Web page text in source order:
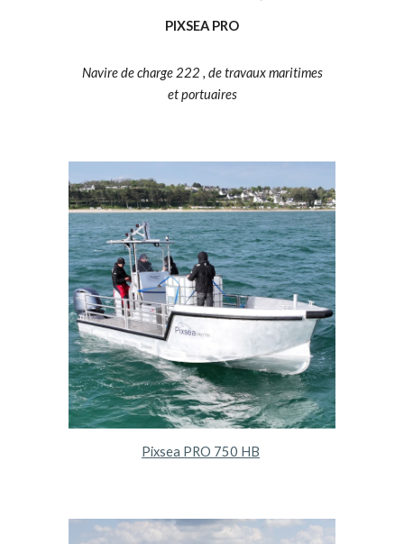
PIXSEA PRO
Navire de charge 222 , de travaux maritimes
et portuaires
Pixsea PRO 750 HB